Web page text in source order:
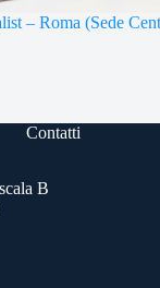
– Roma (Sede
Contatti
B